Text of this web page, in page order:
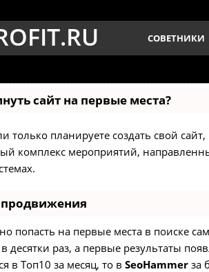
СОВЕТНИКИ
сайт на первые места?
только планируете создать свой
комплекс мероприятий,
попасть на первые места в поиске
десятки раз, а первые результаты
в Топ10 за месяц, то в SeoHammer за